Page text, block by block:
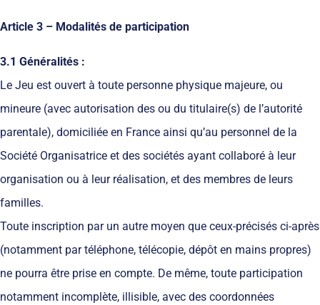
Article 3 – Modalités de participation
3.1 Généralités :
Le Jeu est ouvert à toute personne physique majeure, ou
mineure (avec autorisation des ou du titulaire(s) de l’autorité
parentale), domiciliée en France ainsi qu’au personnel de la
Société Organisatrice et des sociétés ayant collaboré à leur
organisation ou à leur réalisation, et des membres de leurs
familles.
Toute inscription par un autre moyen que ceux-précisés ci-après
(notamment par téléphone, télécopie, dépôt en mains propres)
ne pourra être prise en compte. De même, toute participation
notamment incomplète, illisible, avec des coordonnées